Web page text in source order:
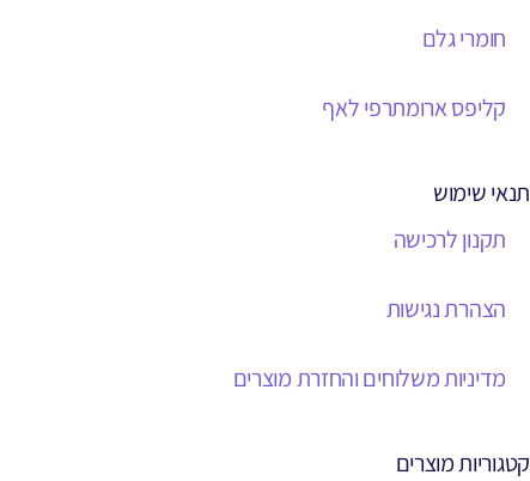
חומרי גלם
קליפס ארומתרפי לאף
תנאי שימוש
תקנון לרכישה
הצהרת נגישות
מדיניות משלוחים והחזרת מוצרים
קטגוריות מוצרים